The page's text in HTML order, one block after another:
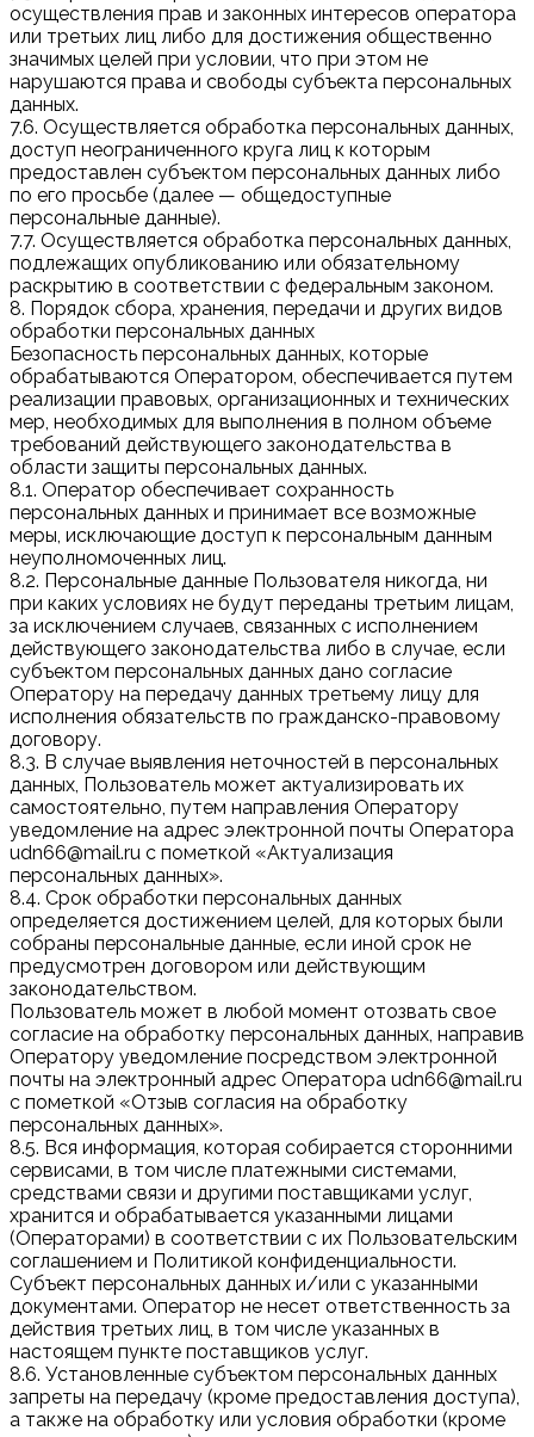
осуществления прав и законных интересов оператора
или третьих лиц либо для достижения общественно
значимых целей при условии, что при этом не
нарушаются права и свободы субъекта персональных
данных.
7.6. Осуществляется обработка персональных данных,
доступ неограниченного круга лиц к которым
предоставлен субъектом персональных данных либо
по его просьбе (далее — общедоступные
персональные данные).
7.7. Осуществляется обработка персональных данных,
подлежащих опубликованию или обязательному
раскрытию в соответствии с федеральным законом.
8. Порядок сбора, хранения, передачи и других видов
обработки персональных данных
Безопасность персональных данных, которые
обрабатываются Оператором, обеспечивается путем
реализации правовых, организационных и технических
мер, необходимых для выполнения в полном объеме
требований действующего законодательства в
области защиты персональных данных.
8.1. Оператор обеспечивает сохранность
персональных данных и принимает все возможные
меры, исключающие доступ к персональным данным
неуполномоченных лиц.
8.2. Персональные данные Пользователя никогда, ни
при каких условиях не будут переданы третьим лицам,
за исключением случаев, связанных с исполнением
действующего законодательства либо в случае, если
субъектом персональных данных дано согласие
Оператору на передачу данных третьему лицу для
исполнения обязательств по гражданско-правовому
договору.
8.3. В случае выявления неточностей в персональных
данных, Пользователь может актуализировать их
самостоятельно, путем направления Оператору
уведомление на адрес электронной почты Оператора
udn66@mail.ru с пометкой «Актуализация
персональных данных».
8.4. Срок обработки персональных данных
определяется достижением целей, для которых были
собраны персональные данные, если иной срок не
предусмотрен договором или действующим
законодательством.
Пользователь может в любой момент отозвать свое
согласие на обработку персональных данных, направив
Оператору уведомление посредством электронной
почты на электронный адрес Оператора udn66@mail.ru
с пометкой «Отзыв согласия на обработку
персональных данных».
8.5. Вся информация, которая собирается сторонними
сервисами, в том числе платежными системами,
средствами связи и другими поставщиками услуг,
хранится и обрабатывается указанными лицами
(Операторами) в соответствии с их Пользовательским
соглашением и Политикой конфиденциальности.
Субъект персональных данных и/или с указанными
документами. Оператор не несет ответственность за
действия третьих лиц, в том числе указанных в
настоящем пункте поставщиков услуг.
8.6. Установленные субъектом персональных данных
запреты на передачу (кроме предоставления доступа),
а также на обработку или условия обработки (кроме